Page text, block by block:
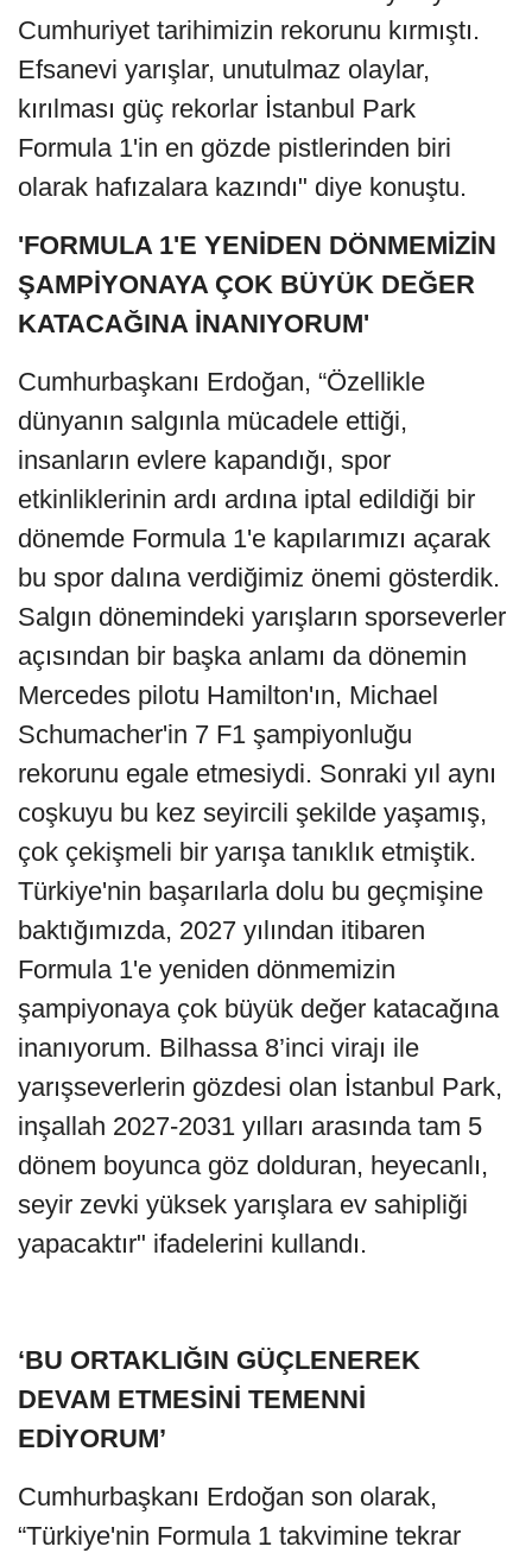
Cumhuriyet tarihimizin rekorunu kırmıştı.
Efsanevi yarışlar, unutulmaz olaylar,
kırılması güç rekorlar İstanbul Park
Formula 1'in en gözde pistlerinden biri
olarak hafızalara kazındı" diye konuştu.
'FORMULA 1'E YENİDEN DÖNMEMİZİN
ŞAMPİYONAYA ÇOK BÜYÜK DEĞER
KATACAĞINA İNANIYORUM'
Cumhurbaşkanı Erdoğan, “Özellikle
dünyanın salgınla mücadele ettiği,
insanların evlere kapandığı, spor
etkinliklerinin ardı ardına iptal edildiği bir
dönemde Formula 1'e kapılarımızı açarak
bu spor dalına verdiğimiz önemi gösterdik.
Salgın dönemindeki yarışların sporseverler
açısından bir başka anlamı da dönemin
Mercedes pilotu Hamilton'ın, Michael
Schumacher'in 7 F1 şampiyonluğu
rekorunu egale etmesiydi. Sonraki yıl aynı
coşkuyu bu kez seyircili şekilde yaşamış,
çok çekişmeli bir yarışa tanıklık etmiştik.
Türkiye'nin başarılarla dolu bu geçmişine
baktığımızda, 2027 yılından itibaren
Formula 1'e yeniden dönmemizin
şampiyonaya çok büyük değer katacağına
inanıyorum. Bilhassa 8’inci virajı ile
yarışseverlerin gözdesi olan İstanbul Park,
inşallah 2027-2031 yılları arasında tam 5
dönem boyunca göz dolduran, heyecanlı,
seyir zevki yüksek yarışlara ev sahipliği
yapacaktır" ifadelerini kullandı.
‘BU ORTAKLIĞIN GÜÇLENEREK
DEVAM ETMESİNİ TEMENNİ
EDİYORUM’
Cumhurbaşkanı Erdoğan son olarak,
“Türkiye'nin Formula 1 takvimine tekrar